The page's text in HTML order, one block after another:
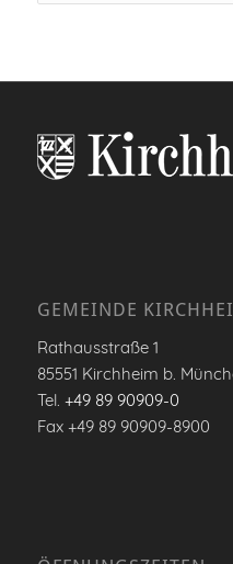
GEMEINDE
Rathausstraße 1
85551 Kirchheim b.
Tel. +49 89 90909-0
Fax +49 89 90909-8900